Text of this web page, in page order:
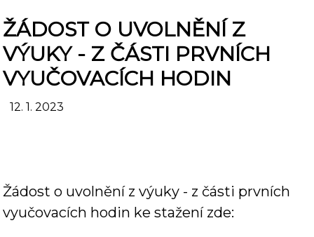
ŽÁDOST O UVOLNĚNÍ Z
VÝUKY - Z ČÁSTI PRVNÍCH
VYUČOVACÍCH HODIN
12. 1. 2023
Žádost o uvolnění z výuky - z části prvních
vyučovacích hodin ke stažení zde: